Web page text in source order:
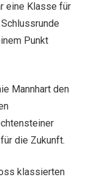
eine Klasse für
Punkt
Mannhart den
die Zukunft.
klassierten